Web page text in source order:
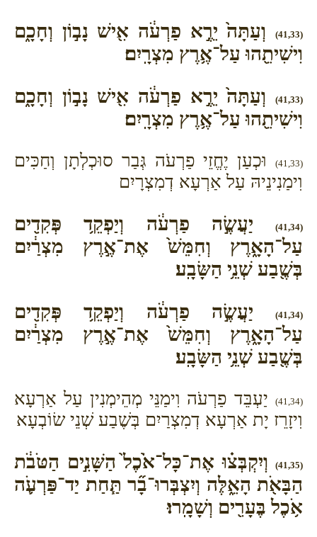
(41,33)
וְעַתָּה֙ יֵרֶ֣א פַרְעֹ֔ה אִ֖ישׁ נָב֣וֹן וְחָכָ֑ם
וִישִׁיתֵ֖הוּ עַל־אֶ֥רֶץ מִצְרָֽיִם׃
(41,33)
וְעַתָּה֙ יֵרֶ֣א פַרְעֹ֔ה אִ֖ישׁ נָב֣וֹן וְחָכָ֑ם
וִישִׁיתֵ֖הוּ עַל־אֶ֥רֶץ מִצְרָֽיִם׃
(41,33)
וּכְעַן יֶחֱזֵי פַרְעֹה גְּבַר סוּכְלְתָן וְחַכִּים
וִימַנִינֵיהּ עַל אַרְעָא דְמִצְרָיִם
(41,34)
יַעֲשֶׂ֣ה פַרְעֹ֔ה וְיַפְקֵ֥ד פְּקִדִ֖ים
עַל־הָאָ֑רֶץ וְחִמֵּשׁ֙ אֶת־אֶ֣רֶץ מִצְרַ֔יִם
בְּשֶׁ֖בַע שְׁנֵ֥י הַשָּׂבָֽע׃
(41,34)
יַעֲשֶׂ֣ה פַרְעֹ֔ה וְיַפְקֵ֥ד פְּקִדִ֖ים
עַל־הָאָ֑רֶץ וְחִמֵּשׁ֙ אֶת־אֶ֣רֶץ מִצְרַ֔יִם
בְּשֶׁ֖בַע שְׁנֵ֥י הַשָּׂבָֽע׃
(41,34)
יַעְבֵּד פַרְעֹה וִימַנֵּי מְהֵימְנִין עַל אַרְעָא
וִיזָרֵז יָת אַרְעָא דְמִצְרַיִם בְּשֶׁבַע שְׁנֵי שׂוֹבְעָא
(41,35)
וְיִקְבְּצ֗וּ אֶת־כָּל־אֹ֙כֶל֙ הַשָּׁנִ֣ים הַטֹּבֹ֔ת
הַבָּאֹ֖ת הָאֵ֑לֶּה וְיִצְבְּרוּ־בָ֞ר תַּ֧חַת יַד־פַּרְעֹ֛ה
אֹ֥כֶל בֶּעָרִ֖ים וְשָׁמָֽרוּ׃